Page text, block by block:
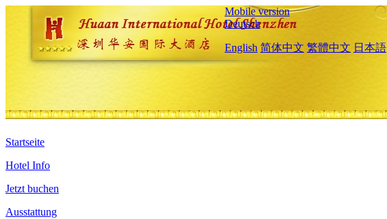
Mobile version
Deutsch
English 简体中文 繁體中文 日本語
Startseite
Hotel Info
Jetzt buchen
Ausstattung